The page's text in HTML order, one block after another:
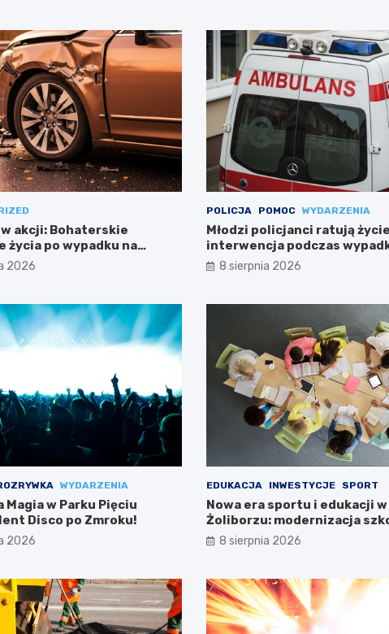
akcji: Bohaterskie
życia po wypadku na
2026
POLICJA POMOC WYDARZENIA
Młodzi policjanci ratują
interwencja podczas
Warszawie
8 sierpnia 2026
WYDARZENIA
Magia w Parku Pięciu
Disco po Zmroku!
2026
EDUKACJA INWESTYCJE SPORT
Nowa era sportu i edukacji w
Żoliborzu: modernizacja
boiska
8 sierpnia 2026